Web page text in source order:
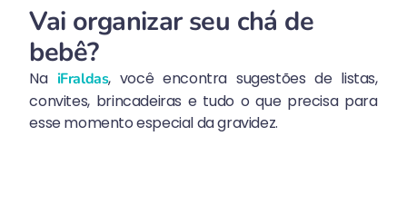
Vai organizar seu chá de
bebê?
Na iFraldas, você encontra sugestões de listas,
convites, brincadeiras e tudo o que precisa para
esse momento especial da gravidez.